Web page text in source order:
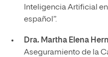
Inteligencia Artificial
español”.
Dra. Martha Elena
Aseguramiento de la